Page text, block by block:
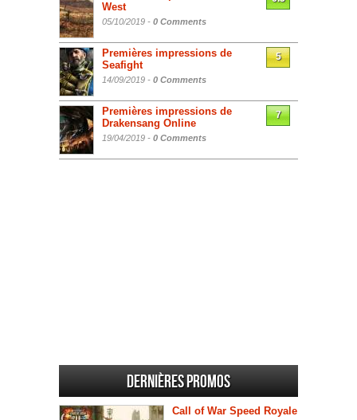
West
05/10/2019 - 0 Comments
Premières impressions de
Seafight
14/09/2019 - 0 Comments
5
Premières impressions de
Drakensang Online
19/04/2019 - 0 Comments
7
Dernières promos
Call of War Speed Royale